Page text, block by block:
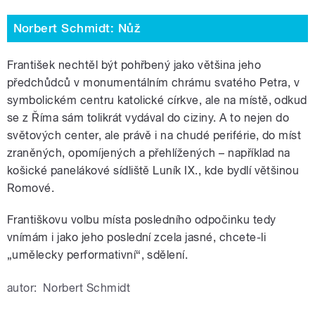
Norbert Schmidt: Nůž
František nechtěl být pohřbený jako většina jeho
předchůdců v monumentálním chrámu svatého Petra, v
symbolickém centru katolické církve, ale na místě, odkud
se z Říma sám tolikrát vydával do ciziny. A to nejen do
světových center, ale právě i na chudé periférie, do míst
zraněných, opomíjených a přehlížených – například na
košické panelákové sídliště Luník IX., kde bydlí většinou
Romové.
Františkovu volbu místa posledního odpočinku tedy
vnímám i jako jeho poslední zcela jasné, chcete-li
„umělecky performativní“, sdělení.
autor: Norbert Schmidt